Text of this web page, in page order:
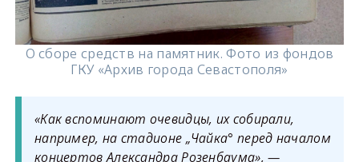
О сборе средств на памятник. Фото из фондов
ГКУ «Архив города Севастополя»
«Как вспоминают очевидцы, их собирали,
например, на стадионе „Чайка° перед началом
концертов Александра Розенбаума», —